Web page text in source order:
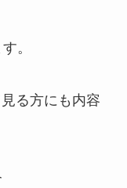
。
る方にも内容